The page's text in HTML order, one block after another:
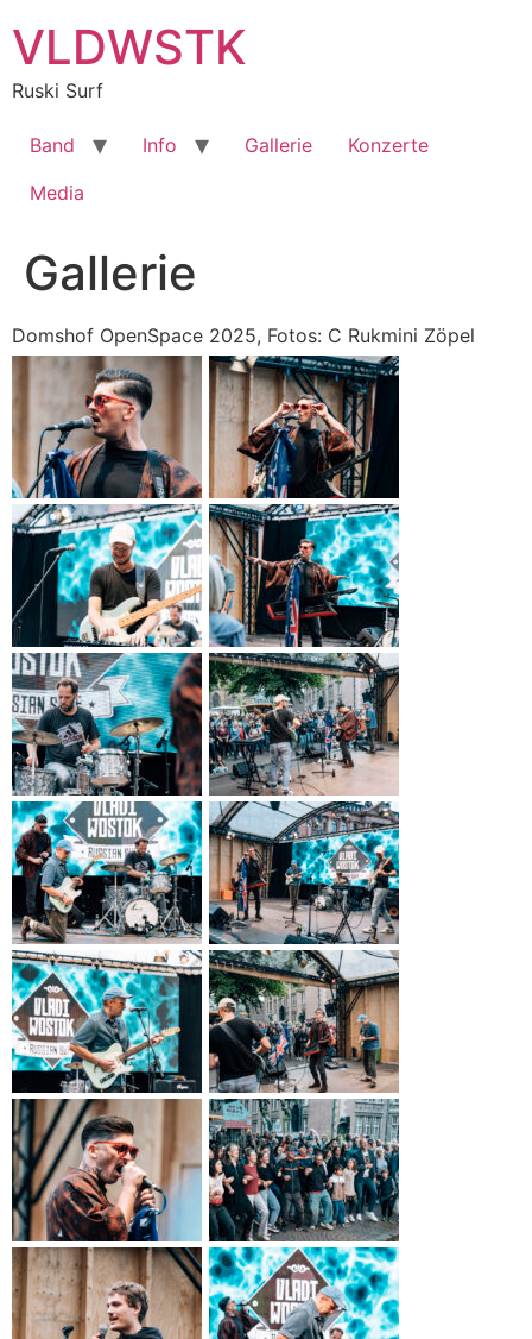
Inhalt
springen
VLDWSTK
Ruski Surf
Band Info Gallerie
Konzerte
Media
Gallerie
Domshof OpenSpace 2025, Fotos: C Rukmini Zöpel